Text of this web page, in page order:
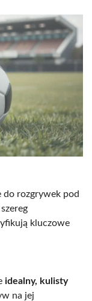
do rozgrywek pod
kluczowe
idealny, kulisty
na jej